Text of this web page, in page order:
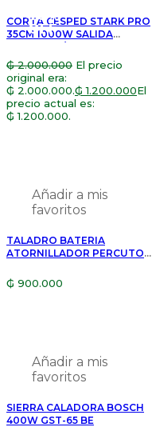
CORTA CESPED STARK PRO
35CM 1000W SALIDA
350L
₲2.000.000 El precio
original era:
₲ 2.000.000.₲ 1.200.000El
precio actual es:
₲ 1.200.000.
40%
OFF
Añadir a mis
favoritos
TALADRO BATERIA
ATORNILLADOR PERCUTOR
LITIO 14.4V HP14-B2C 13MM
B05014
₲ 900.000
Añadir a mis
favoritos
SIERRA CALADORA BOSCH
400W GST-65 BE